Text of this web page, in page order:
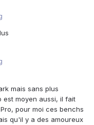
mais sans plus
est moyen aussi, il fait
pour moi ces benchs
qu'il y a des amoureux